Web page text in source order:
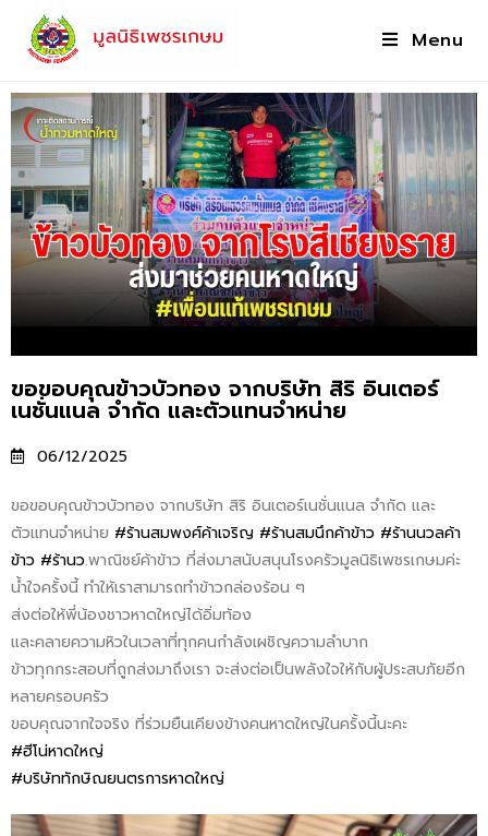
Menu
ขอขอบคุณข้าวบัวทอง จากบริษัท สิริ อินเตอร์
เนชั่นแนล จำกัด และตัวแทนจำหน่าย
06/12/2025
ขอขอบคุณข้าวบัวทอง จากบริษัท สิริ อินเตอร์เนชั่นแนล จำกัด และ
ตัวแทนจำหน่าย #ร้านสมพงศ์ค้าเจริญ #ร้านสมนึกค้าข้าว #ร้านนวลค้า
ข้าว #ร้านว.พาณิชย์ค้าข้าว ที่ส่งมาสนับสนุนโรงครัวมูลนิธิเพชรเกษมค่ะ
น้ำใจครั้งนี้ ทำให้เราสามารถทำข้าวกล่องร้อน ๆ
ส่งต่อให้พี่น้องชาวหาดใหญ่ได้อิ่มท้อง
และคลายความหิวในเวลาที่ทุกคนกำลังเผชิญความลำบาก
ข้าวทุกกระสอบที่ถูกส่งมาถึงเรา จะส่งต่อเป็นพลังใจให้กับผู้ประสบภัยอีก
หลายครอบครัว
ขอบคุณจากใจจริง ที่ร่วมยืนเคียงข้างคนหาดใหญ่ในครั้งนี้นะคะ
#ฮีโน่หาดใหญ่
#บริษัททักษิณยนตรการหาดใหญ่